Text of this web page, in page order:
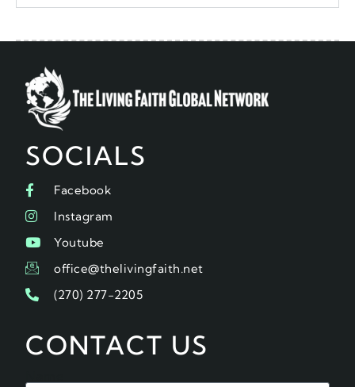
SOCIALS
Facebook
Instagram
Youtube
office@thelivingfaith.net
(270) 277-2205
CONTACT US